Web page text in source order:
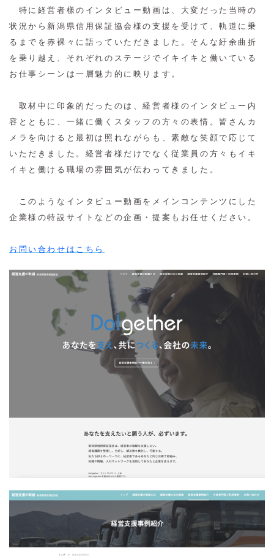
特に経営者樣のインタビュー動画は、大変だった当時の
状況から新潟県信用保証協会様の支援を受けて、軌道に乗
るまでを赤裸々に語っていただきました。そんな紆余曲折
を乗り越え、それぞれのステージでイキイキと働いている
お仕事シーンは一層魅力的に映ります。
取材中に印象的だったのは、経営者様のインタビュー内
容とともに、一緒に働くスタッフの方々の表情。皆さんカ
メラを向けると最初は照れながらも、素敵な笑顔で応じて
いただきました。経営者様だけでなく従業員の方々もイキ
イキと働ける職場の雰囲気が伝わってきました。
このようなインタビュー動画をメインコンテンツにした
企業様の特設サイトなどの企画・提案もお任せください。
お問い合わせはこちら